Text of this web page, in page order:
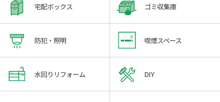
宅配ボックス ゴミ収集庫
防犯・照明 喫煙スペース
水回りリフォーム DIY